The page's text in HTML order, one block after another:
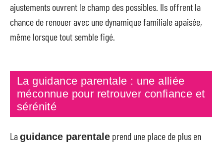
ajustements ouvrent le champ des possibles. Ils offrent la
chance de renouer avec une dynamique familiale apaisée,
même lorsque tout semble figé.
La guidance parentale : une alliée
méconnue pour retrouver confiance et
sérénité
Laguidance parentale prend une place de plus en